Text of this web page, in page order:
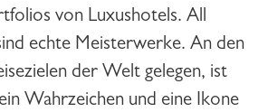
von Luxushotels. All
echte Meisterwerke. An den
der Welt gelegen, ist
Wahrzeichen und eine Ikone